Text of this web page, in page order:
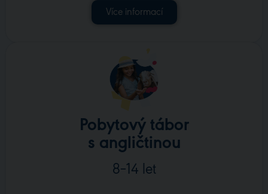
Více informací
Pobytový tábor
s angličtinou
8–14 let